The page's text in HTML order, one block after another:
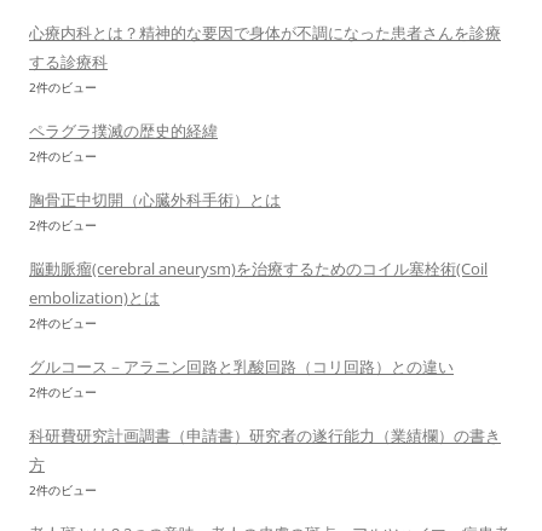
心療内科とは？精神的な要因で身体が不調になった患者さんを診療
する診療科
2件のビュー
ペラグラ撲滅の歴史的経緯
2件のビュー
胸骨正中切開（心臓外科手術）とは
2件のビュー
脳動脈瘤(cerebral aneurysm)を治療するためのコイル塞栓術(Coil
embolization)とは
2件のビュー
グルコース－アラニン回路と乳酸回路（コリ回路）との違い
2件のビュー
科研費研究計画調書（申請書）研究者の遂行能力（業績欄）の書き
方
2件のビュー